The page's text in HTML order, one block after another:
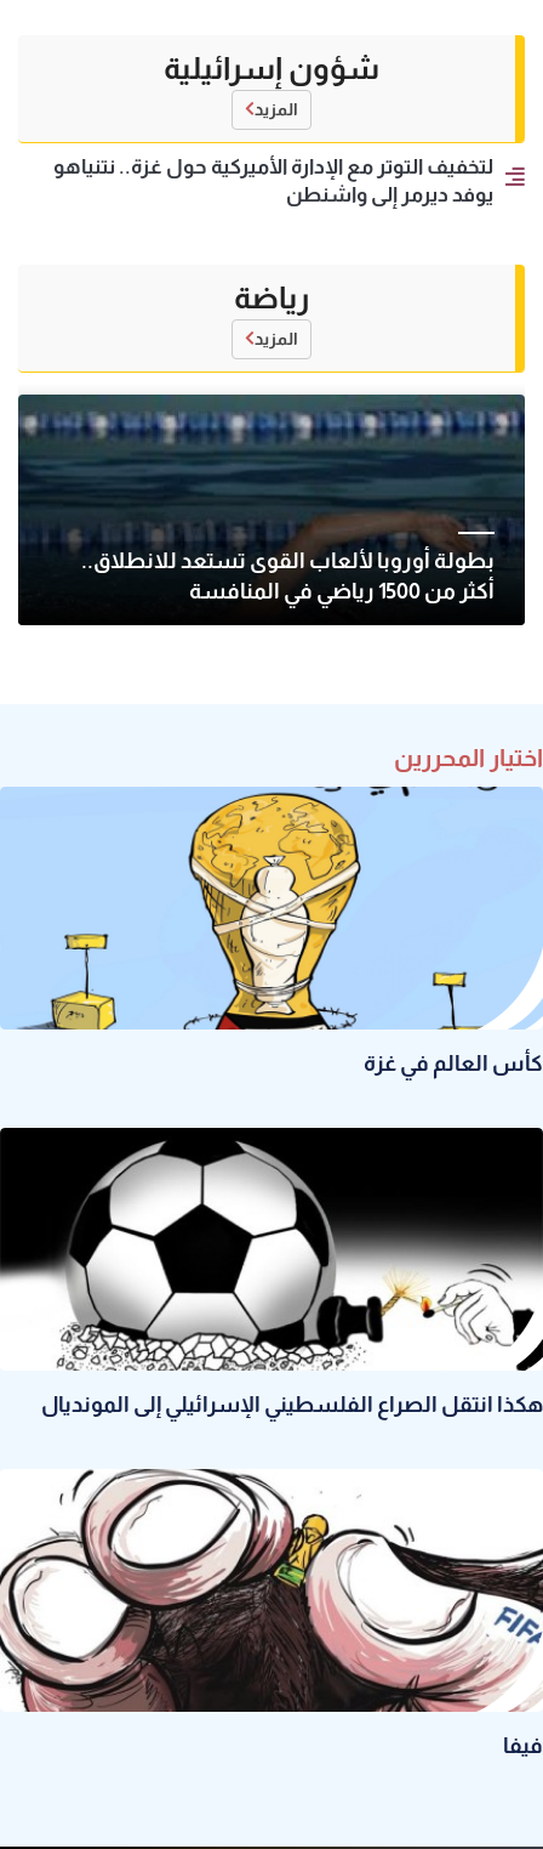
شؤون إسرائيلية
المزيد
لتخفيف التوتر مع الإدارة الأميركية حول غزة.. نتنياهو
يوفد ديرمر إلى واشنطن
رياضة
المزيد
بطولة أوروبا لألعاب القوى تستعد للانطلاق..
أكثر من 1500 رياضي في المنافسة
اختيار المحررين
كأس العالم في غزة
هكذا انتقل الصراع الفلسطيني الإسرائيلي إلى المونديال
فيفا